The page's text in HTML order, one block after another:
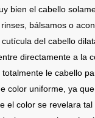
bien el cabello
bálsamos o
del cabello
directamente a la
totalmente le cabello
color uniforme, ya
el color se revelara